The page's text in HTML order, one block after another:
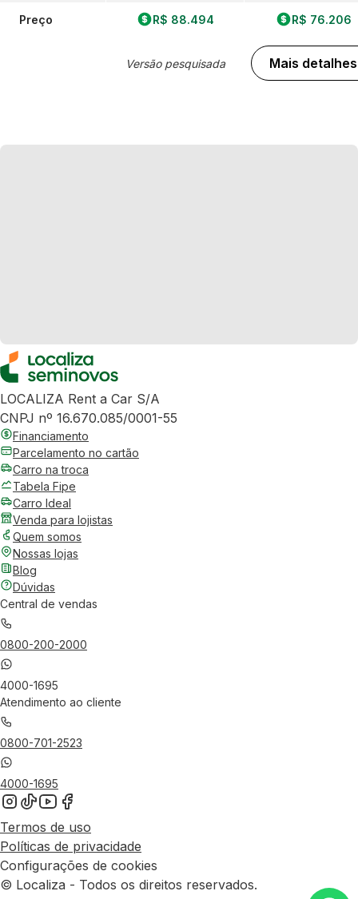
Preço R$ 88.494
Versão pesquisada
R$ 76.206
Mais detalhes
LOCALIZA Rent a Car S/A
CNPJ nº 16.670.085/0001-55
Financiamento
Parcelamento no cartão
Carro na troca
Tabela Fipe
Carro Ideal
Venda para lojistas
Quem somos
Nossas lojas
Blog
Dúvidas
Central de vendas
0800-200-2000
4000-1695
Atendimento ao cliente
0800-701-2523
4000-1695
Termos de uso
Políticas de privacidade
Configurações de cookies
© Localiza - Todos os direitos reservados.